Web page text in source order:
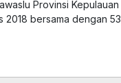
Provinsi Kepulauan
2018 bersama dengan 53